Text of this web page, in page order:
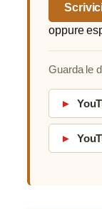
oppure
Guarda le
►
►